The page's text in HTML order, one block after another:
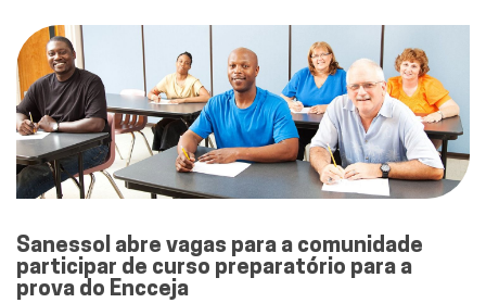
Sanessol abre vagas para a comunidade
participar de curso preparatório para a
prova do Encceja